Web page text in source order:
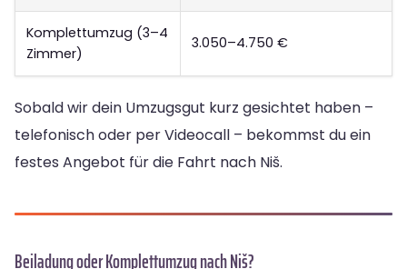
Komplettumzug (3–4
Zimmer)
3.050–4.750 €
Sobald wir dein Umzugsgut kurz gesichtet haben –
telefonisch oder per Videocall – bekommst du ein
festes Angebot für die Fahrt nach Niš.
Beiladung oder Komplettumzug nach Niš?